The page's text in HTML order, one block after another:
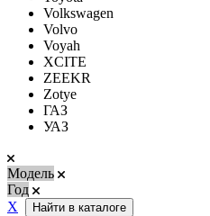
Volkswagen
Volvo
Voyah
XCITE
ZEEKR
Zotye
ГАЗ
УАЗ
Модель
Год
Х
Найти в каталоге